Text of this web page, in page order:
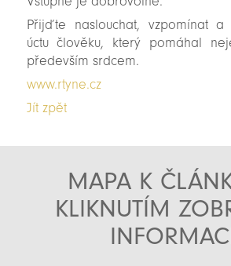
Přijďte naslouchat, vzpomínat
úctu člověku, který pomáhal
především srdcem.
www.rtyne.cz
Jít zpět
MAPA K
KLIKNUTÍM